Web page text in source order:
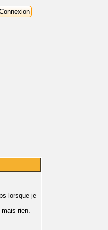
lorsque je
mais rien.